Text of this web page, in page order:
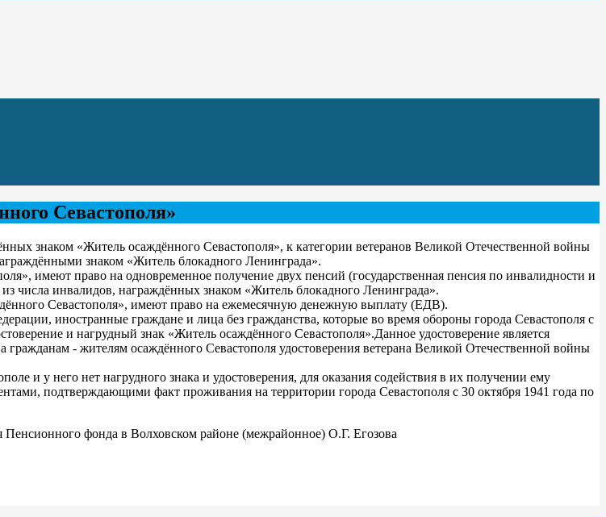
Севастополя»
знаком «Житель осаждённого Севастополя», к категории ветеранов Великой Отечественной войны
знаком «Житель блокадного Ленинграда».
имеют право на одновременное получение двух пенсий (государственная пенсия по инвалидности и
числа инвалидов, награждённых знаком «Житель блокадного Ленинграда».
Севастополя», имеют право на ежемесячную денежную выплату (ЕДВ).
иностранные граждане и лица без гражданства, которые во время обороны города Севастополя с
и нагрудный знак «Житель осаждённого Севастополя».Данное удостоверение является
- жителям осаждённого Севастополя удостоверения ветерана Великой Отечественной войны
и у него нет нагрудного знака и удостоверения, для оказания содействия в их получении ему
подтверждающими факт проживания на территории города Севастополя с 30 октября 1941 года по
Пенсионного фонда в Волховском районе (межрайонное) О.Г. Егозова